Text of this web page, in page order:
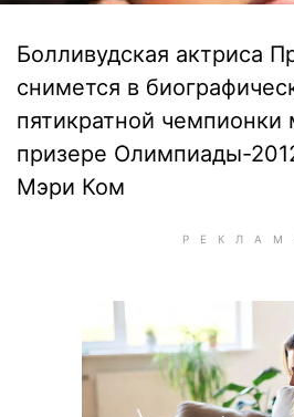
Болливудская актриса
снимется в
пятикратной
призере Олимпиады-
Мэри Ком